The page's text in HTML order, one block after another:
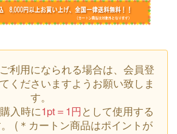
利用になられる場合は、会員登
くださいますようお願い致しま
す。
入時に1pt＝1円 として使用する
(＊カートン商品はポイントが